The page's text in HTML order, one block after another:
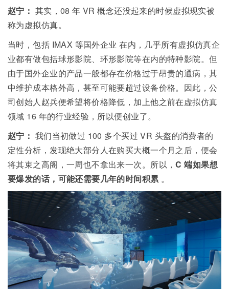
赵宁： 其实， 08 年VR 概念还没起来的时候虚拟现实被
称为虚拟仿真。
当时，包括 IMAX 等国外企业 在内，几乎所有虚拟仿真企
业都有做包括球形影院、环形影院等在内的特种影院。但
由于国外企业的产品一般都存在价格过于昂贵的通病，其
中维护成本格外高，甚至可能要超过设备价格。因此，公
司创始人赵兵便希望将价格降低，加上他之前在虚拟仿真
领域 16 年的行业经验，所以便创业了。
赵宁： 我们当初做过 100 多个买过VR 头盔的消费者的
定性分析，发现绝大部分人在购买大概一个月之后，便会
将其束之高阁，一周也不拿出来一次。所以，C 端如果想
要爆发的话，可能还需要几年的时间积累 。